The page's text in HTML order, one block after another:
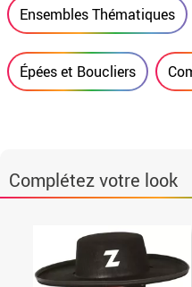
Ensembles Thématiques
Épées et Boucliers
Complétez votre look